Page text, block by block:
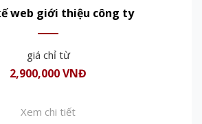
web giới thiệu công ty
giá chỉ từ
2,900,000 VNĐ
Xem chi tiết